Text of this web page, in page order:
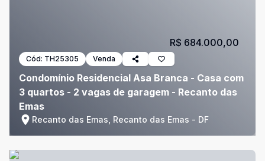
Cód: TH25305 Venda
Condomínio Residencial Asa Branca - Casa com
3 quartos - 2 vagas de garagem - Recanto das
Emas
Recanto das Emas, Recanto das Emas - DF
R$ 684.000,00